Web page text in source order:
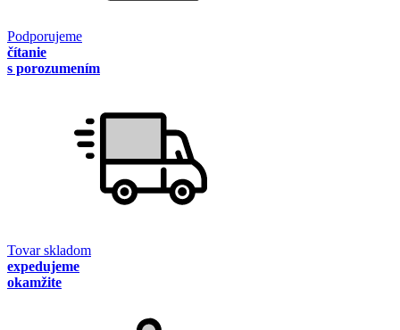
Podporujeme
čítanie
s porozumením
Tovar skladom
expedujeme
okamžite